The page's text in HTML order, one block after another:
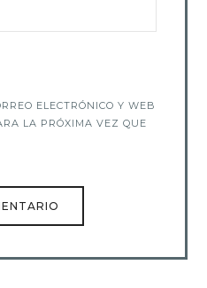
ELECTRÓNICO Y WEB
LA PRÓXIMA VEZ QUE